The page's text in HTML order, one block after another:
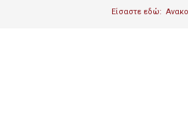
Είσαστε εδώ: